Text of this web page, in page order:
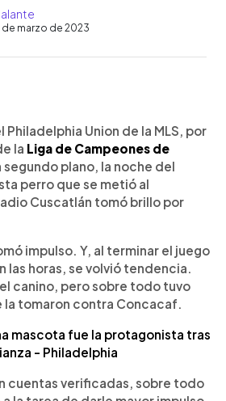
marzo de 2023
Philadelphia Union de la MLS, por
la Liga de Campeones de
segundo plano, la noche del
perro que se metió al
Cuscatlán tomó brillo por
impulso. Y, al terminar el juego
las horas, se volvió tendencia.
canino, pero sobre todo tuvo
la tomaron contra Concacaf.
mascota fue la protagonista tras
- Philadelphia
cuentas verificadas, sobre todo